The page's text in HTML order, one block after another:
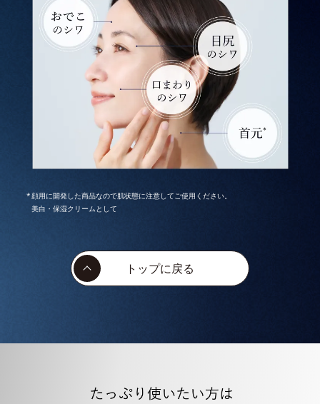
顔用に開発した商品なので肌状態に注意してご使用ください。
美白・保湿クリームとして
トップに戻る